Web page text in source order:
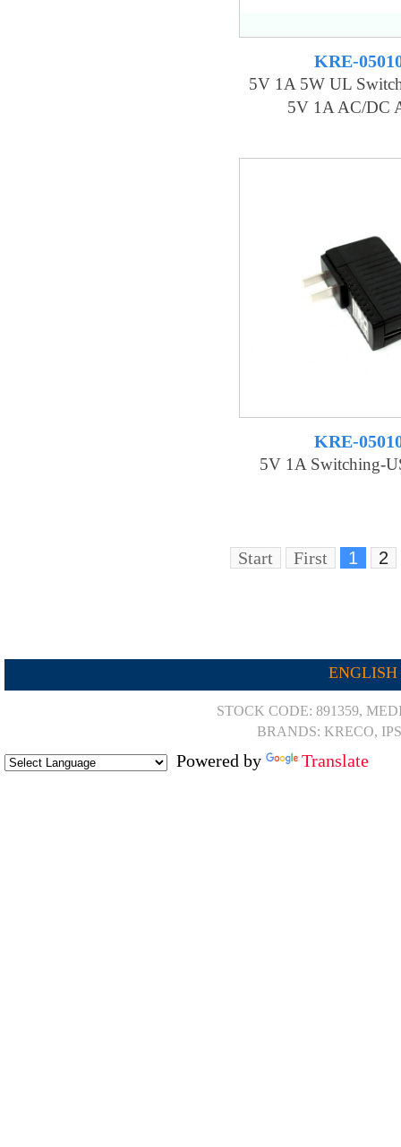
KRE-
5V 1A 5W UL
5V 1A AC/DC
KRE-
5V 1A Switching-
Start First 1 2
ENGLISH
STOCK CODE: 891359,
BRANDS: KRECO,
Powered by Translate